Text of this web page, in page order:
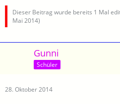
Dieser Beitrag wurde bereits 1 Mal
Mai 2014)
Gunni
Schüler
28. Oktober 2014